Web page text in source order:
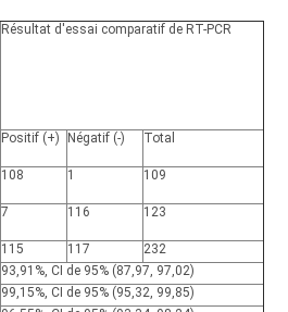
Résultat d'essai comparatif de RT-PCR
Positif (+) Négatif (-) Total
108 1 109
7 116 123
115 117
232
93,91%, CI de 95% (87,97, 97,02)
99,15%, CI de 95% (95,32, 99,85)